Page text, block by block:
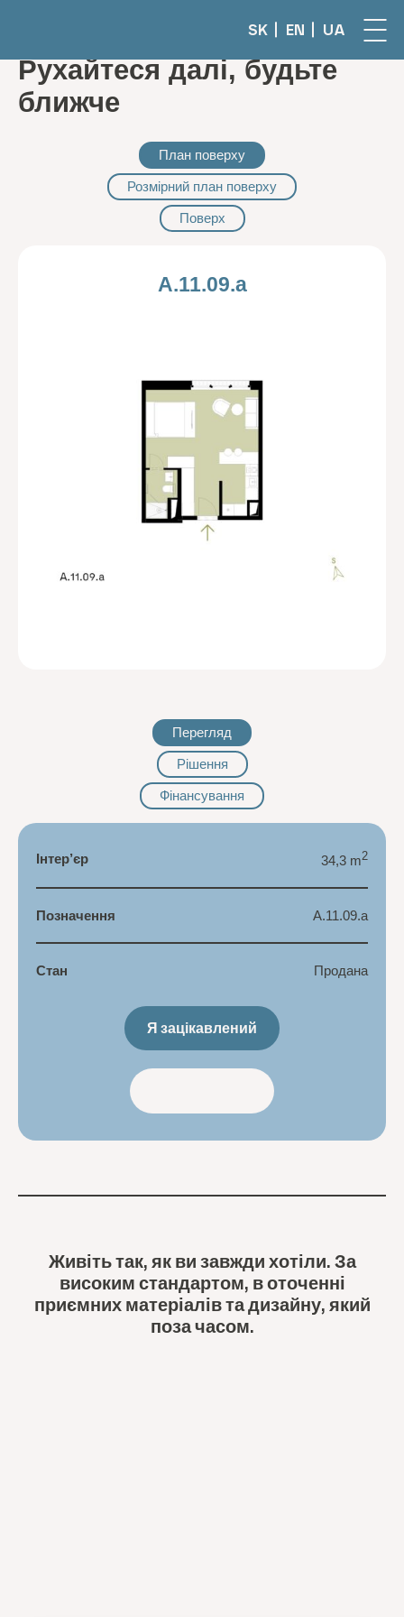
SK EN UA
Рухайтеся далі, будьте
ближче
План поверху
Розмірний план поверху
Поверх
A.11.09.a
Перегляд
Рішення
Фінансування
Інтер’єр 34,3 m2
Позначення A.11.09.a
Стан Продана
Я зацікавлений
Живіть так, як ви завжди хотіли. За
високим стандартом, в оточенні
приємних матеріалів та дизайну, який
поза часом.